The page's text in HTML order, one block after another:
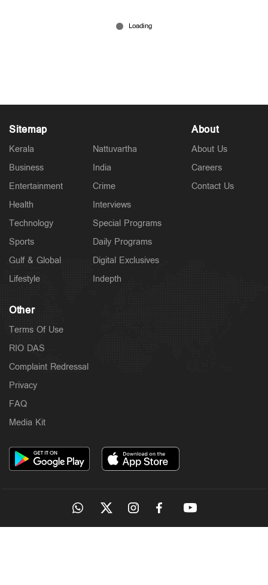
പെണ്‍കുട്ടികളുടെ മുഖത്ത് ആഞ്ഞടിച്ച്
Sitemap
Kerala
Business
Entertainment
Health
Technology
Sports
Gulf & Global
Lifestyle
Nattuvartha
India
Crime
Interviews
Special Programs
Daily Programs
Digital Exclusives
Indepth
About
About Us
Careers
Contact Us
Other
Terms Of Use
RIO DAS
Complaint Redressal
Privacy
FAQ
Media Kit